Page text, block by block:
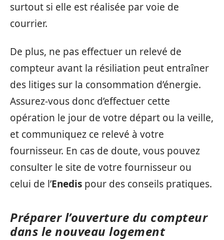
surtout si elle est réalisée par voie de
courrier.
De plus, ne pas effectuer un relevé de
compteur avant la résiliation peut entraîner
des litiges sur la consommation d’énergie.
Assurez-vous donc d’effectuer cette
opération le jour de votre départ ou la veille,
et communiquez ce relevé à votre
fournisseur. En cas de doute, vous pouvez
consulter le site de votre fournisseur ou
celui de l’Enedis pour des conseils pratiques.
Préparer l’ouverture du compteur
dans le nouveau logement